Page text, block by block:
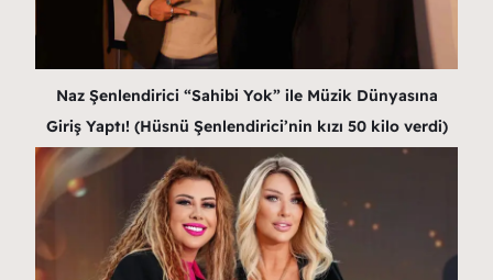
Naz Şenlendirici “Sahibi Yok” ile Müzik Dünyasına
Giriş Yaptı! (Hüsnü Şenlendirici’nin kızı 50 kilo verdi)